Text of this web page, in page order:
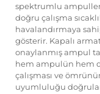
spektrumlu
doğru çalışma
havalandırmaya
gösterir. Kapalı
onaylanmış ampul
hem ampulün hem
çalışması ve
uyumluluğu